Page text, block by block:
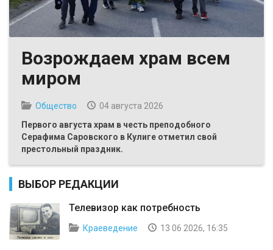
Возрождаем храм всем
миром
Общество
04 августа 2026
Первого августа храм в честь преподобного
Серафима Саровского в Кулиге отметил свой
престольный праздник.
ВЫБОР РЕДАКЦИИ
Телевизор как потребность
Краеведение 13 06 2026, 16:35